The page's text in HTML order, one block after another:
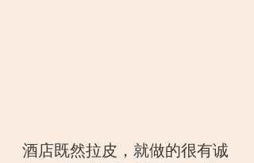
酒店既然拉皮，就做的很有诚